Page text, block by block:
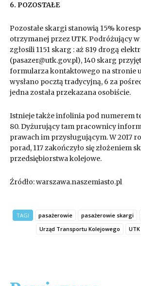
6. POZOSTAŁE
Pozostałe skargi stanowią 15%
otrzymanej przez UTK. Podróżujący w
zgłosili 1151 skarg : aż 819 drogą
(pasazer@utk.gov.pl), 140 skarg
formularza kontaktowego na stronie
wysłano pocztą tradycyjną, 6 za
jedna została przekazana osobiście.
Istnieje także infolinia pod numerem
80. Dyżurujący tam pracownicy
prawach im przysługującym. W 2017
porad, 117 zakończyło się złożeniem
przedsiębiorstwa kolejowe.
Źródło: warszawa.naszemiasto.pl
TAGI pasażerowie pasażerowie skargi
Urząd Transportu Kolejowego
UTK